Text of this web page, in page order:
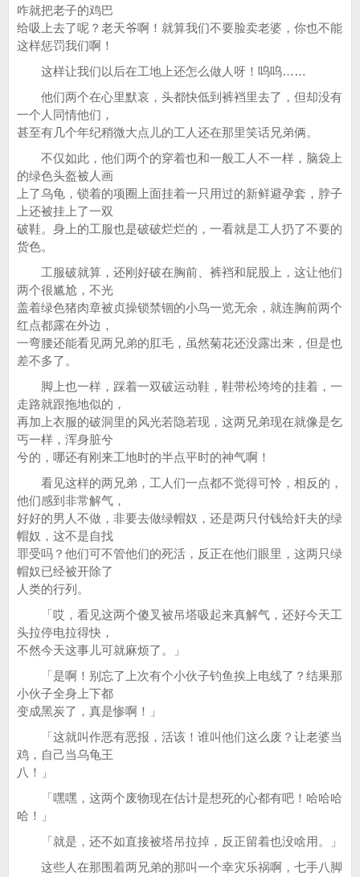
咋就把老子的鸡巴
给吸上去了呢？老天爷啊！就算我们不要脸卖老婆，你也不能
这样惩罚我们啊！
这样让我们以后在工地上还怎么做人呀！呜呜……
他们两个在心里默哀，头都快低到裤裆里去了，但却没有
一个人同情他们，
甚至有几个年纪稍微大点儿的工人还在那里笑话兄弟俩。
不仅如此，他们两个的穿着也和一般工人不一样，脑袋上
的绿色头盔被人画
上了乌龟，锁着的项圈上面挂着一只用过的新鲜避孕套，脖子
上还被挂上了一双
破鞋。身上的工服也是破破烂烂的，一看就是工人扔了不要的
货色。
工服破就算，还刚好破在胸前、裤裆和屁股上，这让他们
两个很尴尬，不光
盖着绿色猪肉章被贞操锁禁锢的小鸟一览无余，就连胸前两个
红点都露在外边，
一弯腰还能看见两兄弟的肛毛，虽然菊花还没露出来，但是也
差不多了。
脚上也一样，踩着一双破运动鞋，鞋带松垮垮的挂着，一
走路就跟拖地似的，
再加上衣服的破洞里的风光若隐若现，这两兄弟现在就像是乞
丐一样，浑身脏兮
兮的，哪还有刚来工地时的半点平时的神气啊！
看见这样的两兄弟，工人们一点都不觉得可怜，相反的，
他们感到非常解气，
好好的男人不做，非要去做绿帽奴，还是两只付钱给奸夫的绿
帽奴，这不是自找
罪受吗？他们可不管他们的死活，反正在他们眼里，这两只绿
帽奴已经被开除了
人类的行列。
「哎，看见这两个傻叉被吊塔吸起来真解气，还好今天工
头拉停电拉得快，
不然今天这事儿可就麻烦了。」
「是啊！别忘了上次有个小伙子钓鱼挨上电线了？结果那
小伙子全身上下都
变成黑炭了，真是惨啊！」
「这就叫作恶有恶报，活该！谁叫他们这么废？让老婆当
鸡，自己当乌龟王
八！」
「嘿嘿，这两个废物现在估计是想死的心都有吧！哈哈哈
哈！」
「就是，还不如直接被塔吊拉掉，反正留着也没啥用。」
这些人在那围着两兄弟的那叫一个幸灾乐祸啊，七手八脚